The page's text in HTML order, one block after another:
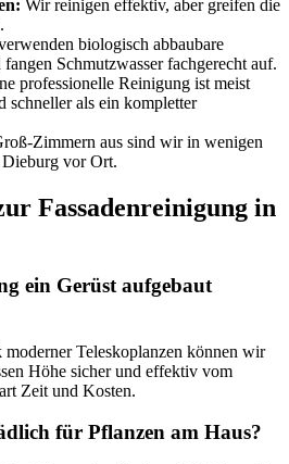
Wir reinigen effektiv, aber greifen die
biologisch abbaubare
Schmutzwasser fachgerecht auf.
professionelle Reinigung ist meist
schneller als ein kompletter
Zimmern aus sind wir in wenigen
vor Ort.
Fassadenreinigung in
ein Gerüst aufgebaut
Teleskoplanzen können wir
Höhe sicher und effektiv vom
Zeit und Kosten.
für Pflanzen am Haus?